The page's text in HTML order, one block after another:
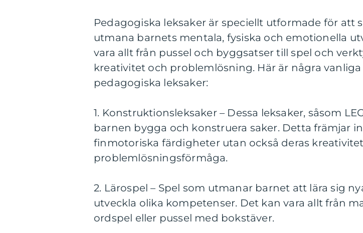
Pedagogiska leksaker är speciellt utformade för att
utmana barnets mentala, fysiska och emotionella
vara allt från pussel och byggsatser till spel och
kreativitet och problemlösning. Här är några
pedagogiska leksaker:
1. Konstruktionsleksaker – Dessa leksaker, såsom
barnen bygga och konstruera saker. Detta främjar
finmotoriska färdigheter utan också deras
problemlösningsförmåga.
2. Lärospel – Spel som utmanar barnet att lära sig
utveckla olika kompetenser. Det kan vara allt från
ordspel eller pussel med bokstäver.